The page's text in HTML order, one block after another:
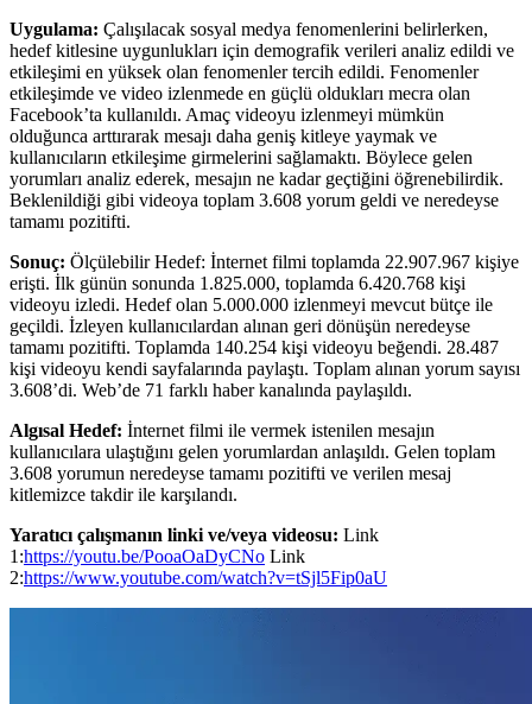
Uygulama: Çalışılacak sosyal medya fenomenlerini belirlerken,
hedef kitlesine uygunlukları için demografik verileri analiz edildi ve
etkileşimi en yüksek olan fenomenler tercih edildi. Fenomenler
etkileşimde ve video izlenmede en güçlü oldukları mecra olan
Facebook’ta kullanıldı. Amaç videoyu izlenmeyi mümkün
olduğunca arttırarak mesajı daha geniş kitleye yaymak ve
kullanıcıların etkileşime girmelerini sağlamaktı. Böylece gelen
yorumları analiz ederek, mesajın ne kadar geçtiğini öğrenebilirdik.
Beklenildiği gibi videoya toplam 3.608 yorum geldi ve neredeyse
tamamı pozitifti.
Sonuç: Ölçülebilir Hedef: İnternet filmi toplamda 22.907.967 kişiye
erişti. İlk günün sonunda 1.825.000, toplamda 6.420.768 kişi
videoyu izledi. Hedef olan 5.000.000 izlenmeyi mevcut bütçe ile
geçildi. İzleyen kullanıcılardan alınan geri dönüşün neredeyse
tamamı pozitifti. Toplamda 140.254 kişi videoyu beğendi. 28.487
kişi videoyu kendi sayfalarında paylaştı. Toplam alınan yorum sayısı
3.608’di. Web’de 71 farklı haber kanalında paylaşıldı.
Algısal Hedef: İnternet filmi ile vermek istenilen mesajın
kullanıcılara ulaştığını gelen yorumlardan anlaşıldı. Gelen toplam
3.608 yorumun neredeyse tamamı pozitifti ve verilen mesaj
kitlemizce takdir ile karşılandı.
Yaratıcı çalışmanın linki ve/veya videosu: Link
1:https://youtu.be/PooaOaDyCNo Link
2:https://www.youtube.com/watch?v=tSjl5Fip0aU